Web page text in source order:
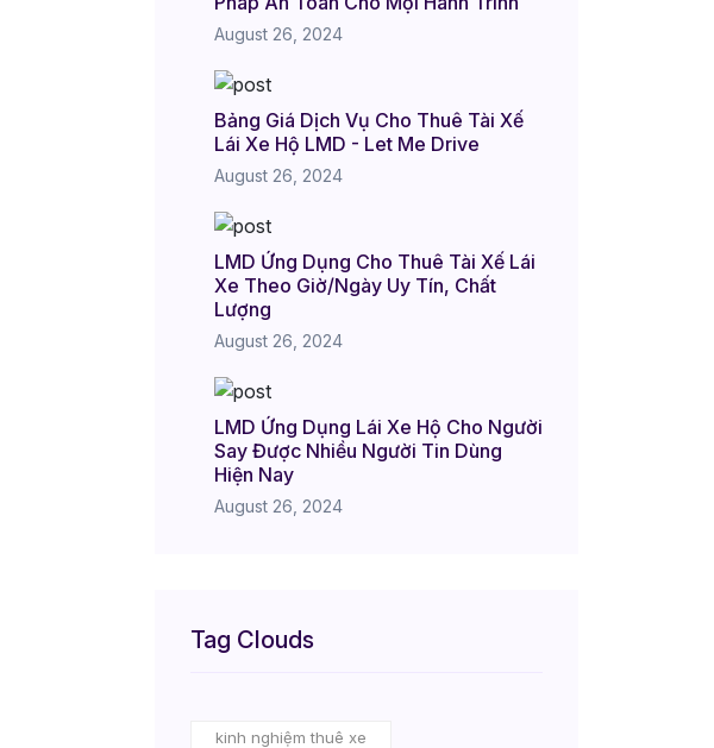
August 26, 2024
Bảng Giá Dịch Vụ Cho Thuê Tài Xế
Lái Xe Hộ LMD - Let Me Drive
August 26, 2024
LMD Ứng Dụng Cho Thuê Tài Xế Lái
Xe Theo Giờ/Ngày Uy Tín, Chất
Lượng
August 26, 2024
LMD Ứng Dụng Lái Xe Hộ Cho Người
Say Được Nhiều Người Tin Dùng
Hiện Nay
August 26, 2024
Tag Clouds
kinh nghiệm thuê xe